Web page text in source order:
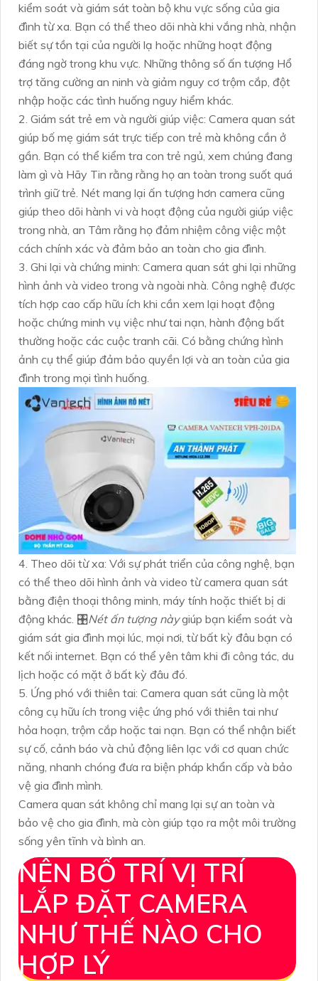
kiểm soát và giám sát toàn bộ khu vực sống của gia
đình từ xa. Bạn có thể theo dõi nhà khi vắng nhà, nhận
biết sự tồn tại của người lạ hoặc những hoạt động
đáng ngờ trong khu vực. Những thông số ấn tượng Hổ
trợ tăng cường an ninh và giảm nguy cơ trộm cắp, đột
nhập hoặc các tình huống nguy hiểm khác.
2. Giám sát trẻ em và người giúp việc: Camera quan sát
giúp bố mẹ giám sát trực tiếp con trẻ mà không cần ở
gần. Bạn có thể kiểm tra con trẻ ngủ, xem chúng đang
làm gì và Hãy Tin rằng rằng họ an toàn trong suốt quá
trình giữ trẻ. Nét mang lại ấn tượng hơn camera cũng
giúp theo dõi hành vi và hoạt động của người giúp việc
trong nhà, an Tâm rằng họ đảm nhiệm công việc một
cách chính xác và đảm bảo an toàn cho gia đình.
3. Ghi lại và chứng minh: Camera quan sát ghi lại những
hình ảnh và video trong và ngoài nhà. Công nghệ được
tích hợp cao cấp hữu ích khi cần xem lại hoạt động
hoặc chứng minh vụ việc như tai nạn, hành động bất
thường hoặc các cuộc tranh cãi. Có bằng chứng hình
ảnh cụ thể giúp đảm bảo quyền lợi và an toàn của gia
đình trong mọi tình huống.
4. Theo dõi từ xa: Với sự phát triển của công nghệ, bạn
có thể theo dõi hình ảnh và video từ camera quan sát
bằng điện thoại thông minh, máy tính hoặc thiết bị di
động khác. 🎛Nét ấn tượng nàygiúp bạn kiểm soát và
giám sát gia đình mọi lúc, mọi nơi, từ bất kỳ đâu bạn có
kết nối internet. Bạn có thể yên tâm khi đi công tác, du
lịch hoặc có mặt ở bất kỳ đâu đó.
5. Ứng phó với thiên tai: Camera quan sát cũng là một
công cụ hữu ích trong việc ứng phó với thiên tai như
hỏa hoạn, trộm cắp hoặc tai nạn. Bạn có thể nhận biết
sự cố, cảnh báo và chủ động liên lạc với cơ quan chức
năng, nhanh chóng đưa ra biện pháp khẩn cấp và bảo
vệ gia đình mình.
Camera quan sát không chỉ mang lại sự an toàn và
bảo vệ cho gia đình, mà còn giúp tạo ra một môi trường
sống yên tĩnh và bình an.
NÊN BỐ TRÍ VỊ TRÍ
LẮP ĐẶT CAMERA
NHƯ THẾ NÀO CHO
HỢP LÝ